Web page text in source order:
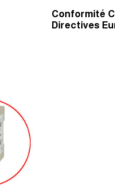
Conformité
Directives